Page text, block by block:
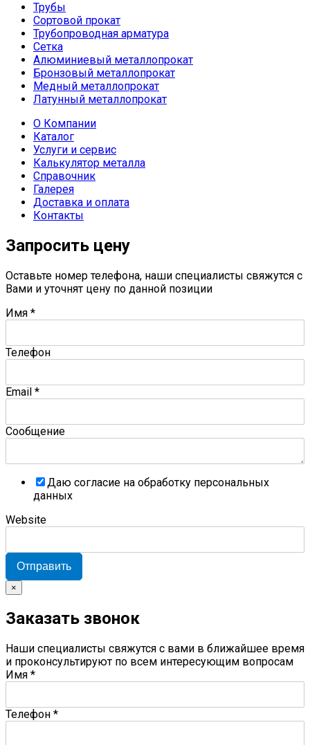
Трубы
Сортовой прокат
Трубопроводная арматура
Сетка
Алюминиевый металлопрокат
Бронзовый металлопрокат
Медный металлопрокат
Латунный металлопрокат
О Компании
Каталог
Услуги и сервис
Калькулятор металла
Справочник
Галерея
Доставка и оплата
Контакты
Запросить цену
Оставьте номер телефона, наши специалисты свяжутся с
Вами и уточнят цену по данной позиции
Имя *
Телефон
Email *
Сообщение
Даю согласие на обработку персональных
данных
Website
Отправить
×
Заказать звонок
Наши специалисты свяжутся с вами в ближайшее время
и проконсультируют по всем интересующим вопросам
Имя *
Телефон *